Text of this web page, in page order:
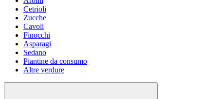
Cetrioli
Zucche
Cavoli
Finocchi
Asparagi
Sedano
Piantine da consumo
Altre verdure